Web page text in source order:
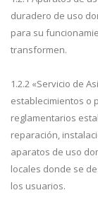
duradero de uso
para su
transformen.
1.2.2 «Servicio de
establecimientos o
reglamentarios
reparación,
aparatos de uso
locales donde se
los usuarios.